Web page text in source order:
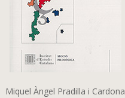
Miquel Àngel Pradilla i Cardona